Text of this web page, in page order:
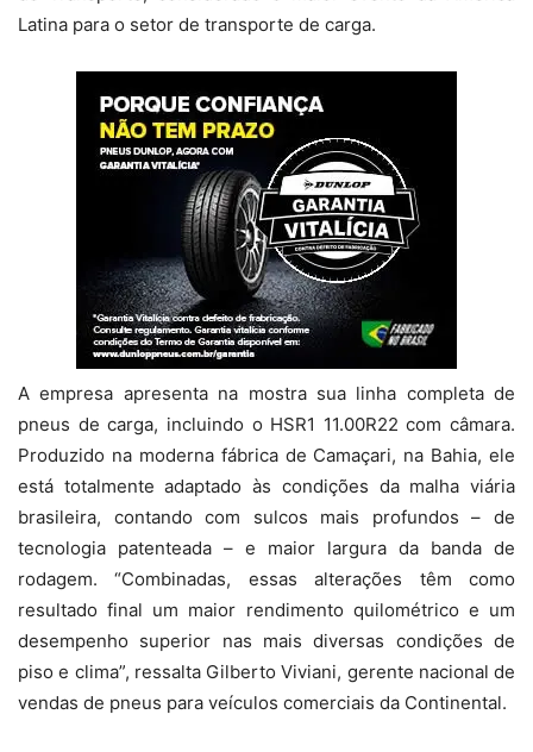
Latina para o setor de transporte de carga.
A empresa apresenta na mostra sua linha completa de
pneus de carga, incluindo o HSR1 11.00R22 com câmara.
Produzido na moderna fábrica de Camaçari, na Bahia, ele
está totalmente adaptado às condições da malha viária
brasileira, contando com sulcos mais profundos – de
tecnologia patenteada – e maior largura da banda de
rodagem. “Combinadas, essas alterações têm como
resultado final um maior rendimento quilométrico e um
desempenho superior nas mais diversas condições de
piso e clima”, ressalta Gilberto Viviani, gerente nacional de
vendas de pneus para veículos comerciais da Continental.